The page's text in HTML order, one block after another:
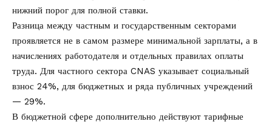
нижний порог для полной ставки.
Разница между частным и государственным секторами
проявляется не в самом размере минимальной зарплаты, а в
начислениях работодателя и отдельных правилах оплаты
труда. Для частного сектора CNAS указывает социальный
взнос 24%, для бюджетных и ряда публичных учреждений
— 29%.
В бюджетной сфере дополнительно действуют тарифные